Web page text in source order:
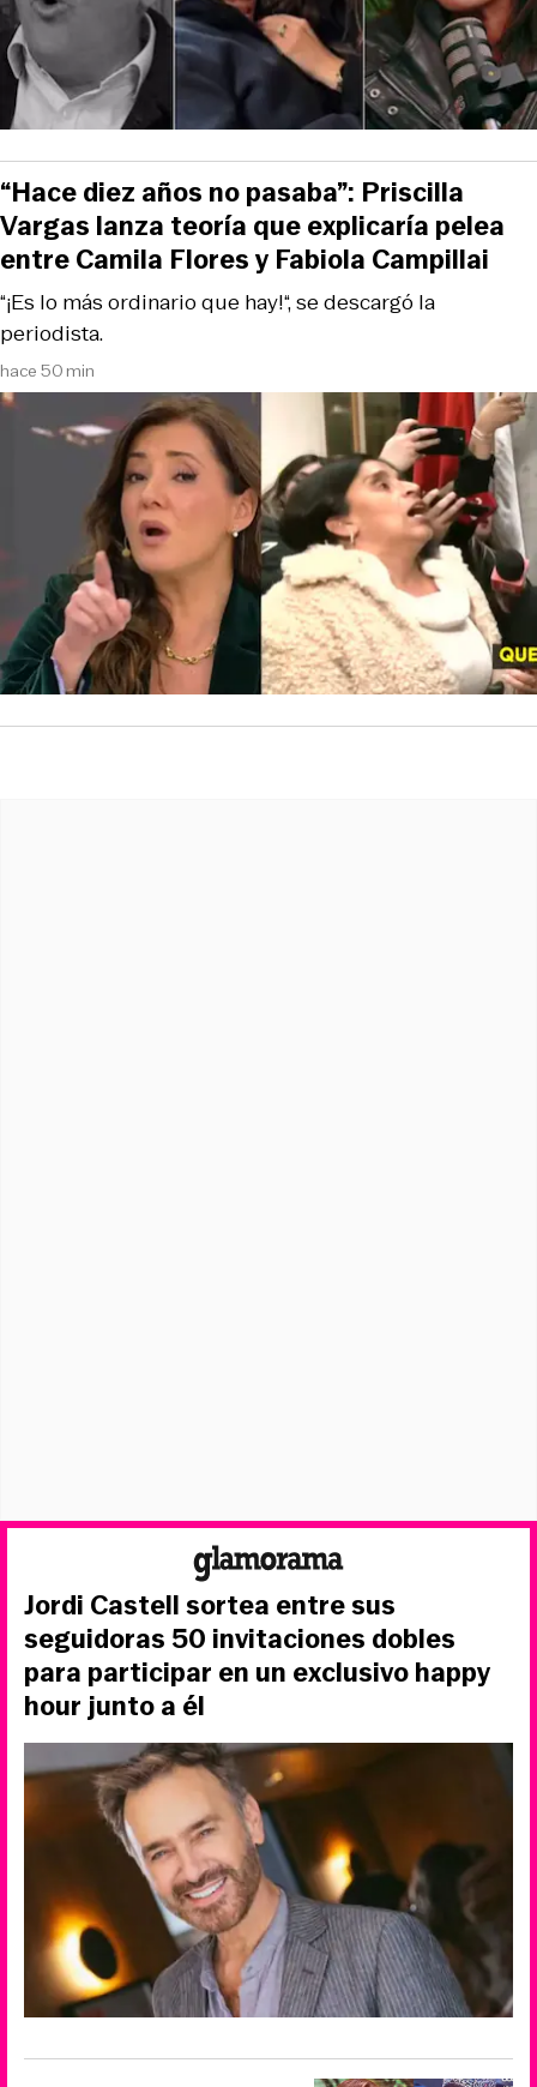
hace 50 min
“¡Es lo más ordinario que hay!“, se descargó la
periodista.
“Hace diez años no pasaba”: Priscilla
Vargas lanza teoría que explicaría pelea
entre Camila Flores y Fabiola Campillai
Jordi Castell sortea entre sus
seguidoras 50 invitaciones dobles
para participar en un exclusivo happy
hour junto a él